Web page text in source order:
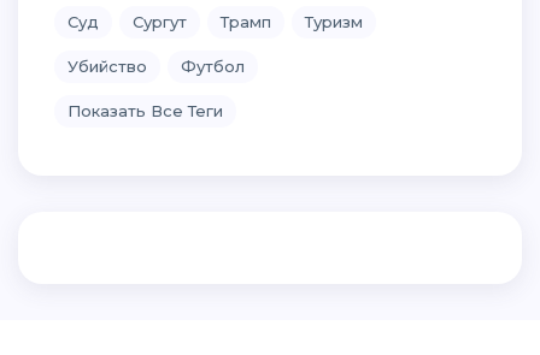
Суд Сургут Трамп Туризм
Убийство Футбол
Показать Все Теги